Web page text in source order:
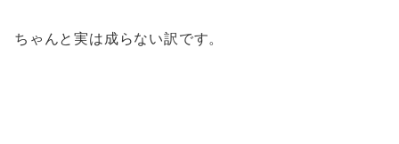
ちゃんと実は成らない訳です。